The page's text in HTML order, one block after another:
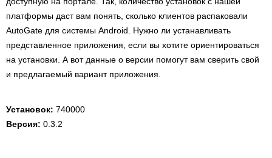
платформы даст вам понять, сколько клиентов распаковали
AutoGate для системы Android. Нужно ли устанавливать
представленное приложения, если вы хотите ориентироваться
на установки. А вот данные о версии помогут вам сверить свой
и предлагаемый вариант приложения.
Установок: 740000
Версия: 0.3.2